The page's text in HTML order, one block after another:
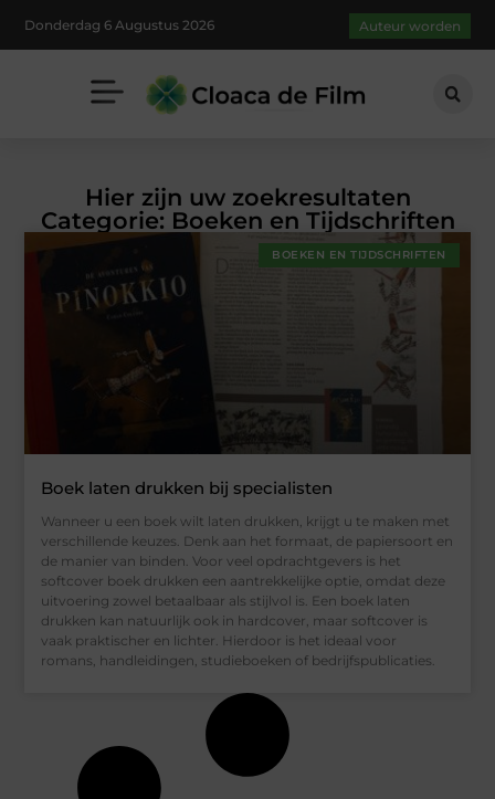
Donderdag 6 Augustus 2026 Auteur worden
Hier zijn uw zoekresultaten
Categorie: Boeken en Tijdschriften
BOEKEN EN TIJDSCHRIFTEN
Boek laten drukken bij specialisten
Wanneer u een boek wilt laten drukken, krijgt u te maken met
verschillende keuzes. Denk aan het formaat, de papiersoort en
de manier van binden. Voor veel opdrachtgevers is het
softcover boek drukken een aantrekkelijke optie, omdat deze
uitvoering zowel betaalbaar als stijlvol is. Een boek laten
drukken kan natuurlijk ook in hardcover, maar softcover is
vaak praktischer en lichter. Hierdoor is het ideaal voor
romans, handleidingen, studieboeken of bedrijfspublicaties.